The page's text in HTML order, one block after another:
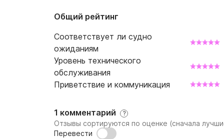
Общий рейтинг
Соответствует ли судно
ожиданиям
Уровень технического
обслуживания
Приветствие и коммуникация
1 комментарий ?
Отзывы сортируются по оценке (сначала
Перевести